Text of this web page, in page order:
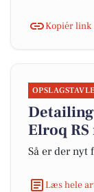
Kopiér link
Elroq
Så er der nyt
Læs hele